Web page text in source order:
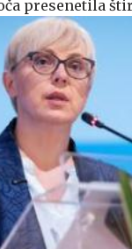
presenetila